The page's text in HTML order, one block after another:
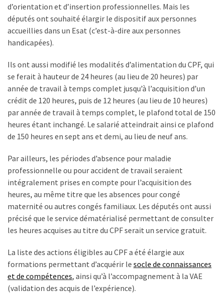
que
les
les
organismes
de
formation
doivent
désormais
Rapport
Sénat
sur
CPF
chiffres
que
tout
d’orientation et d’insertion professionnelles. Mais les
députés ont souhaité élargir le dispositif aux personnes
accueillies dans un Esat (c’est-à-dire aux personnes
handicapées).
Ils ont aussi modifié les modalités d’alimentation du CPF, qui
se ferait à hauteur de 24 heures (au lieu de 20 heures) par
année de travail à temps complet jusqu’à l’acquisition d’un
crédit de 120 heures, puis de 12 heures (au lieu de 10 heures)
par année de travail à temps complet, le plafond total de 150
heures étant inchangé. Le salarié atteindrait ainsi ce plafond
de 150 heures en sept ans et demi, au lieu de neuf ans.
Par ailleurs, les périodes d’absence pour maladie
professionnelle ou pour accident de travail seraient
intégralement prises en compte pour l’acquisition des
heures, au même titre que les absences pour congé
maternité ou autres congés familiaux. Les députés ont aussi
précisé que le service dématérialisé permettant de consulter
les heures acquises au titre du CPF serait un service gratuit.
La liste des actions éligibles au CPF a été élargie aux
formations permettant d’acquérir le socle de connaissances
et de compétences, ainsi qu’à l’accompagnement à la VAE
(validation des acquis de l’expérience).